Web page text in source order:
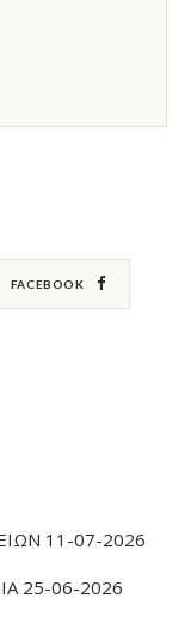
FACEBOOK
11-07-2026
25-06-2026